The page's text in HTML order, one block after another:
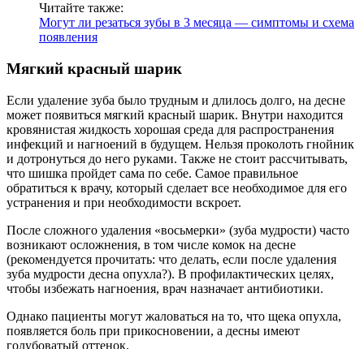
Читайте также:
Могут ли резаться зубы в 3 месяца — симптомы и схема
появления
Мягкий красный шарик
Если удаление зуба было трудным и длилось долго, на десне
может появиться мягкий красный шарик. Внутри находится
кровянистая жидкость хорошая среда для распространения
инфекций и нагноений в будущем. Нельзя проколоть гнойник
и дотронуться до него руками. Также не стоит рассчитывать,
что шишка пройдет сама по себе. Самое правильное
обратиться к врачу, который сделает все необходимое для его
устранения и при необходимости вскроет.
После сложного удаления «восьмерки» (зуба мудрости) часто
возникают осложнения, в том числе комок на десне
(рекомендуется прочитать: что делать, если после удаления
зуба мудрости десна опухла?). В профилактических целях,
чтобы избежать нагноения, врач назначает антибиотики.
Однако пациенты могут жаловаться на то, что щека опухла,
появляется боль при прикосновении, а десны имеют
голубоватый оттенок.